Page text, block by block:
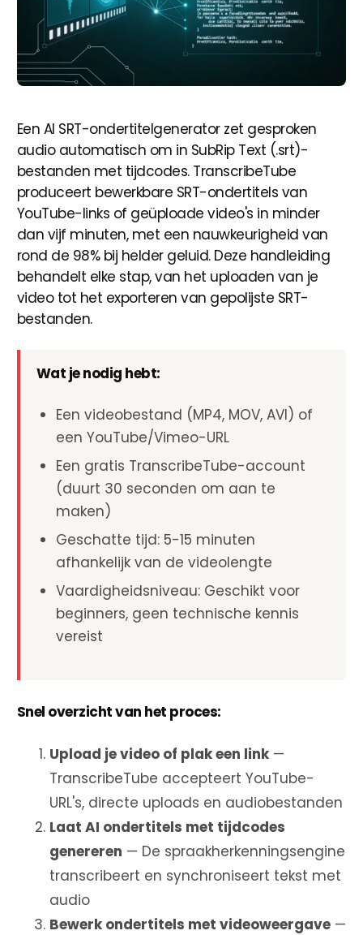
Een AI SRT-ondertitelgenerator zet gesproken
audio automatisch om in SubRip Text (.srt)-
bestanden met tijdcodes. TranscribeTube
produceert bewerkbare SRT-ondertitels van
YouTube-links of geüploade video's in minder
dan vijf minuten, met een nauwkeurigheid van
rond de 98% bij helder geluid. Deze handleiding
behandelt elke stap, van het uploaden van je
video tot het exporteren van gepolijste SRT-
bestanden.
Wat je nodig hebt:
Een videobestand (MP4, MOV, AVI) of
een YouTube/Vimeo-URL
Een gratis TranscribeTube-account
(duurt 30 seconden om aan te
maken)
Geschatte tijd: 5-15 minuten
afhankelijk van de videolengte
Vaardigheidsniveau: Geschikt voor
beginners, geen technische kennis
vereist
Snel overzicht van het proces:
Upload je video of plak een link —
TranscribeTube accepteert YouTube-
URL's, directe uploads en audiobestanden
Laat AI ondertitels met tijdcodes
genereren — De spraakherkenningsengine
transcribeert en synchroniseert tekst met
audio
Bewerk ondertitels met videoweergave —